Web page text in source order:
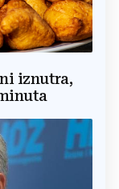
iznutra,